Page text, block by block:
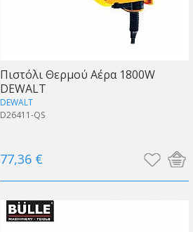
Πιστόλι Θερμού Αέρα 1800W
DEWALT
DEWALT
D26411-QS
77,36 €